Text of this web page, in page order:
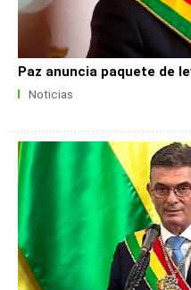
Paz anuncia paquete de
Noticias